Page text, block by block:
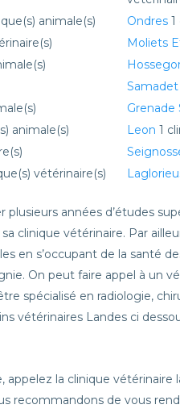
animale(s) Ondres
Moliets
Samadet
Grenade
animale(s) Leon 1
vétérinaire(s)
plusieurs années d’études
clinique vétérinaire. Par
en s’occupant de la santé
On peut faire appel à un
spécialisé en radiologie,
vétérinaires Landes ci
appelez la clinique
recommandons de vous